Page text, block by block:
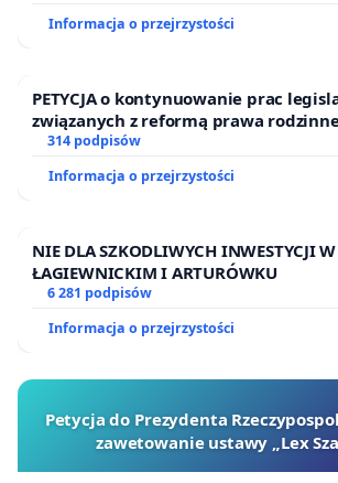
Informacja o przejrzystości
PETYCJA o kontynuowanie prac
związanych z reformą prawa
314 podpisów
Informacja o przejrzystości
NIE DLA SZKODLIWYCH INWESTYCJI W
ŁAGIEWNICKIM I ARTURÓWKU
6 281 podpisów
Informacja o przejrzystości
Petycja do Prezydenta
zawetowanie ustawy „Lex